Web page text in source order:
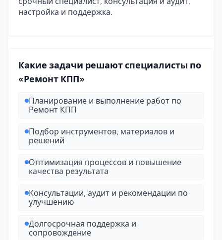
настройка и поддержка.
Какие задачи решают специалисты по
«Ремонт КПП»
Планирование и выполнение работ по
Ремонт КПП
Подбор инструментов, материалов и
решений
Оптимизация процессов и повышение
качества результата
Консультации, аудит и рекомендации по
улучшению
Долгосрочная поддержка и
сопровождение